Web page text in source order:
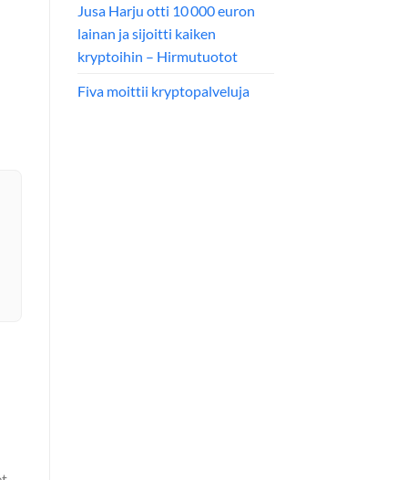
Jusa Harju otti 10 000 euron
lainan ja sijoitti kaiken
kryptoihin – Hirmutuotot
Fiva moittii kryptopalveluja